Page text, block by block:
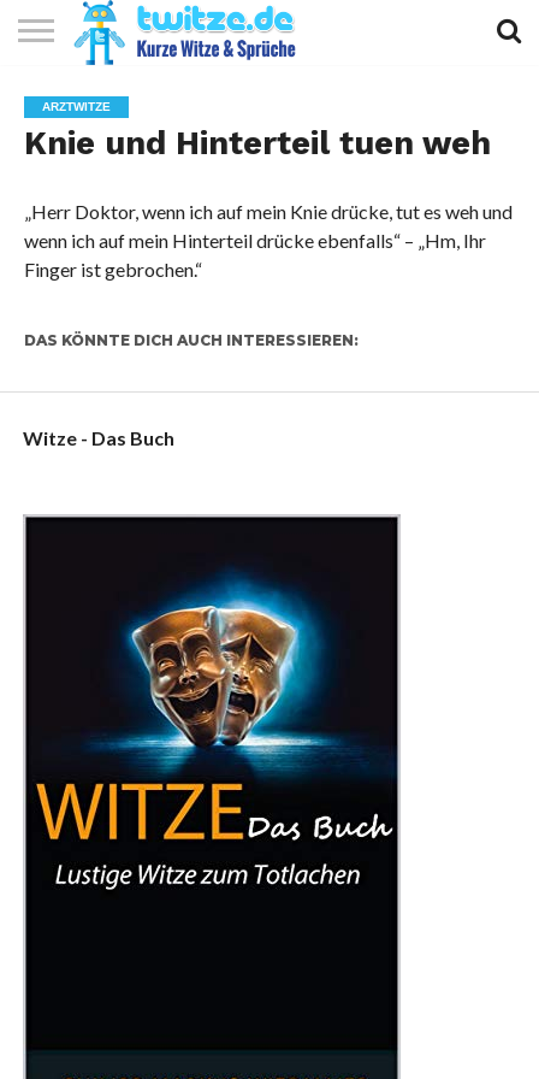
KURZE
WITZE
KURZE
SPRÜCHE
KURZE
GEDICHTE
TOP
10
ARZTWITZE
Knie und Hinterteil tuen weh
„Herr Doktor, wenn ich auf mein Knie drücke, tut es weh und
wenn ich auf mein Hinterteil drücke ebenfalls“ – „Hm, Ihr
Finger ist gebrochen.“
DAS KÖNNTE DICH AUCH INTERESSIEREN:
Witze - Das Buch